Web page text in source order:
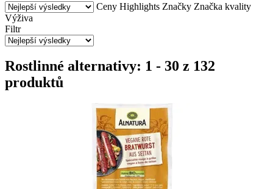
Ceny Highlights Značky Značka kvality
Výživa
Filtr
Rostlinné alternativy: 1 - 30 z 132
produktů